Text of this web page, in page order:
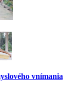
vnímania